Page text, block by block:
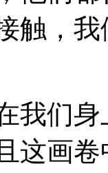
触，
我们
这画